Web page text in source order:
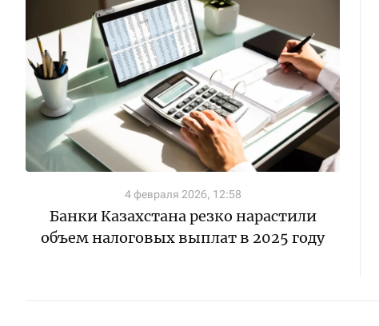
4 февраля 2026, 12:58
Банки Казахстана резко нарастили
объем налоговых выплат в 2025 году